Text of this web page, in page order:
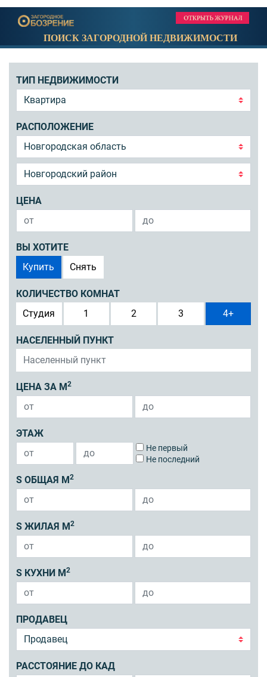
ПОИСК ЗАГОРОДНОЙ НЕДВИЖИМОСТИ
ТИП НЕДВИЖИМОСТИ
РАСПОЛОЖЕНИЕ
ЦЕНА
ВЫ ХОТИТЕ
Купить
Снять
КОЛИЧЕСТВО КОМНАТ
Студия
1 2 3 4+
НАСЕЛЕННЫЙ ПУНКТ
ЦЕНА ЗА М 2
ЭТАЖ
Не первый
Не последний
S ОБЩАЯ М 2
S ЖИЛАЯ М 2
S КУХНИ М 2
ПРОДАВЕЦ
РАССТОЯНИЕ ДО КАД